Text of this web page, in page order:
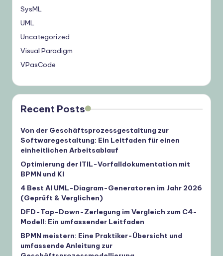
SysML
UML
Uncategorized
Visual Paradigm
VPasCode
Recent Posts
Von der Geschäftsprozessgestaltung zur
Softwaregestaltung: Ein Leitfaden für einen
einheitlichen Arbeitsablauf
Optimierung der ITIL-Vorfalldokumentation mit
BPMN und KI
4 Best AI UML-Diagram-Generatoren im Jahr 2026
(Geprüft & Verglichen)
DFD-Top-Down-Zerlegung im Vergleich zum C4-
Modell: Ein umfassender Leitfaden
BPMN meistern: Eine Praktiker-Übersicht und
umfassende Anleitung zur